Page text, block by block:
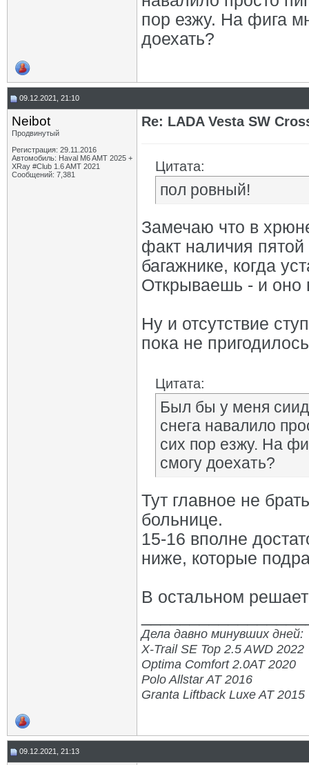
пор езжу. На фига
доехать?
09.12.2021, 21:10
Neibot
Продвинутый
Регистрация: 29.11.2016
Автомобиль: Haval M6 AMT 2025 +
XRay #Club 1.6 AMT 2021
Сообщений: 7,381
Re: LADA Vesta SW
Цитата:
пол ровный!
Замечаю что в
факт наличия пятой
багажнике, когда
Открываешь - и оно
Ну и отсутствие
пока не
Цитата:
Был бы у меня
снега навалило
сих пор езжу. На
смогу доехать?
Тут главное не
больнице.
15-16 вполне
ниже, которые
В остальном
Дела давно минувших дней:
X-Trail SE Top 2.5 AWD 2022
Optima Comfort 2.0AT 2020
Polo Allstar AT 2016
Granta Liftback Luxe AT 2015
09.12.2021, 21:13